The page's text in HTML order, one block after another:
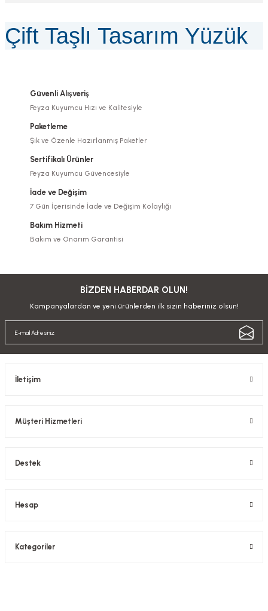
Çift Taşlı Tasarım Yüzük
Güvenli Alışveriş
Feyza Kuyumcu Hızı ve Kalitesiyle
Paketleme
Şık ve Özenle Hazırlanmış Paketler
Sertifikalı Ürünler
Feyza Kuyumcu Güvencesiyle
İade ve Değişim
7 Gün İçerisinde İade ve Değişim Kolaylığı
Bakım Hizmeti
Bakım ve Onarım Garantisi
BİZDEN HABERDAR OLUN!
Kampanyalardan ve yeni ürünlerden ilk sizin haberiniz olsun!
İletişim
Müşteri Hizmetleri
Destek
Hesap
Kategoriler